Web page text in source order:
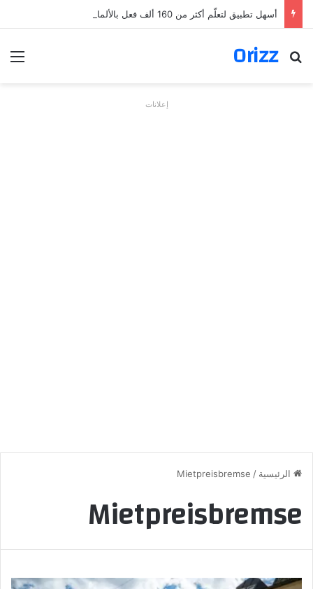
أسهل تطبيق لتعلّم أكثر من 160 ألف فعل بالألمانية
Orizz
بحث عن
إعلانات
الرئيسية /
Mietpreisbremse
Mietpreisbremse